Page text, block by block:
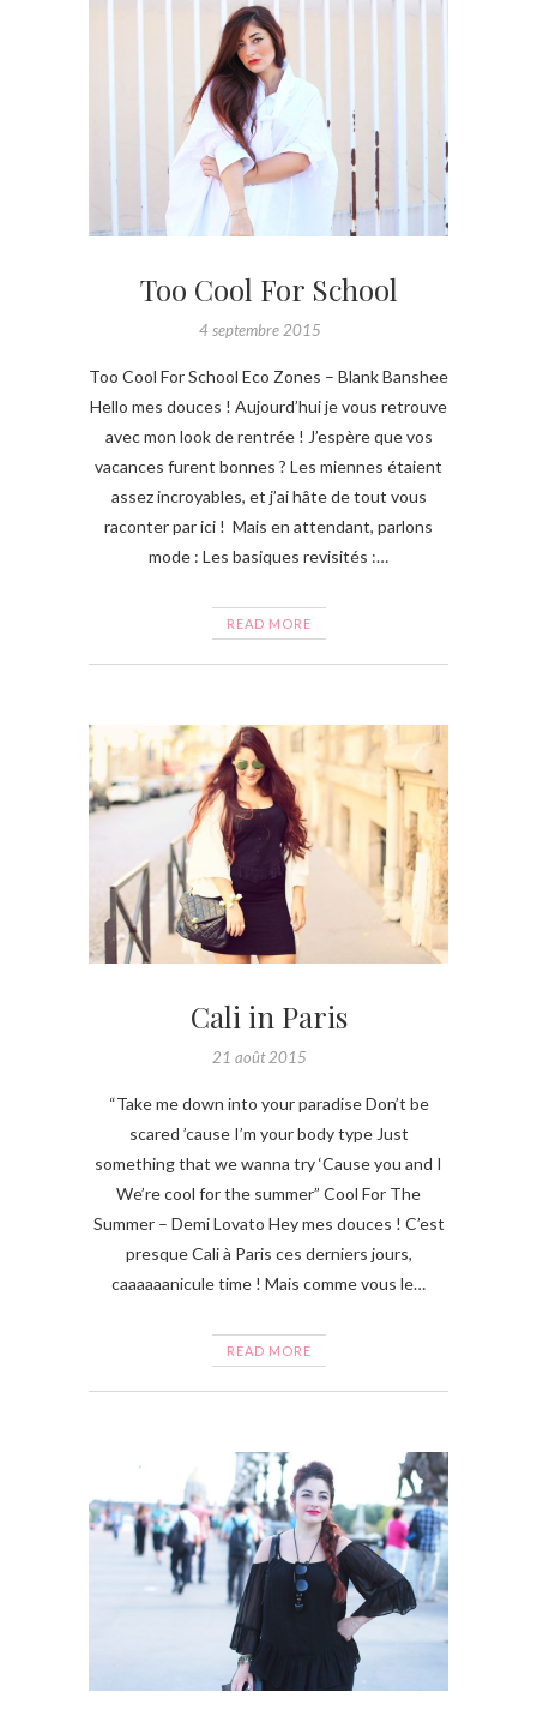
Too Cool For School
4 septembre 2015
Too Cool For School Eco Zones – Blank Banshee
Hello mes douces ! Aujourd’hui je vous retrouve
avec mon look de rentrée ! J’espère que vos
vacances furent bonnes ? Les miennes étaient
assez incroyables, et j’ai hâte de tout vous
raconter par ici ! Mais en attendant, parlons
mode : Les basiques revisités :…
READ MORE
Cali in Paris
21 août 2015
“Take me down into your paradise Don’t be
scared ’cause I’m your body type Just
something that we wanna try ‘Cause you and I
We’re cool for the summer” Cool For The
Summer – Demi Lovato Hey mes douces ! C’est
presque Cali à Paris ces derniers jours,
caaaaaanicule time ! Mais comme vous le…
READ MORE